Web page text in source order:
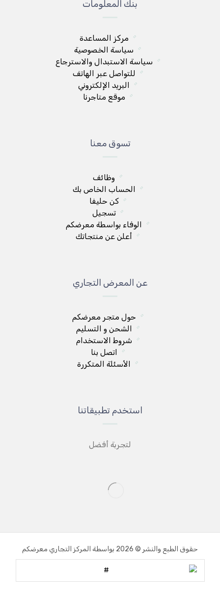
بنك المعلومات
مركز المساعدة
سياسة الخصوصية
سياسة الاستبدال والاسترجاع
للتواصل عبر الهاتف
البريد الإلكتروني
موقع متاجرنا
تسوق معنا
وظائف
الحساب الخاص بك
كن حليفا
تسجيل
الوفاء بواسطة معرضكم
أعلن عن منتجاتك
عن المعرض التجاري
حول متجر معرضكم
الشحن و التسليم
شروط الاستخدام
اتصل بنا
الأسئلة المتكررة
استخدم تطبيقاتنا
لتجربة أفضل
حقوق الطبع والنشر © 2026 بواسطة المركز التجاري معرضكم